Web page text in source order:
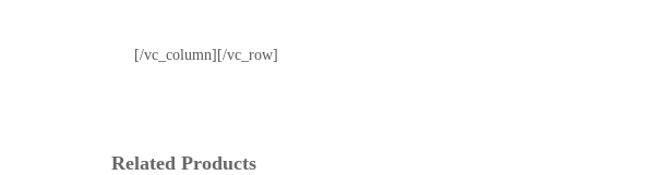
[/vc_column][/vc_row]
Related Products